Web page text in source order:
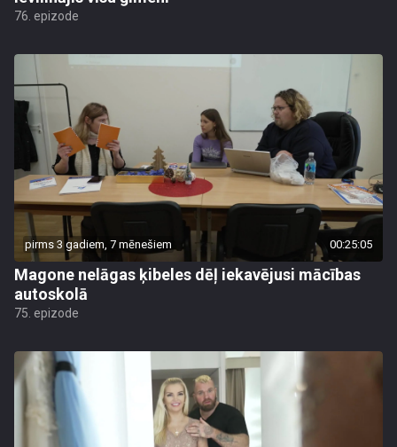
76. epizode
pirms 3 gadiem, 7 mēnešiem 00:25:05
Magone nelāgas ķibeles dēļ iekavējusi mācības
autoskolā
75. epizode